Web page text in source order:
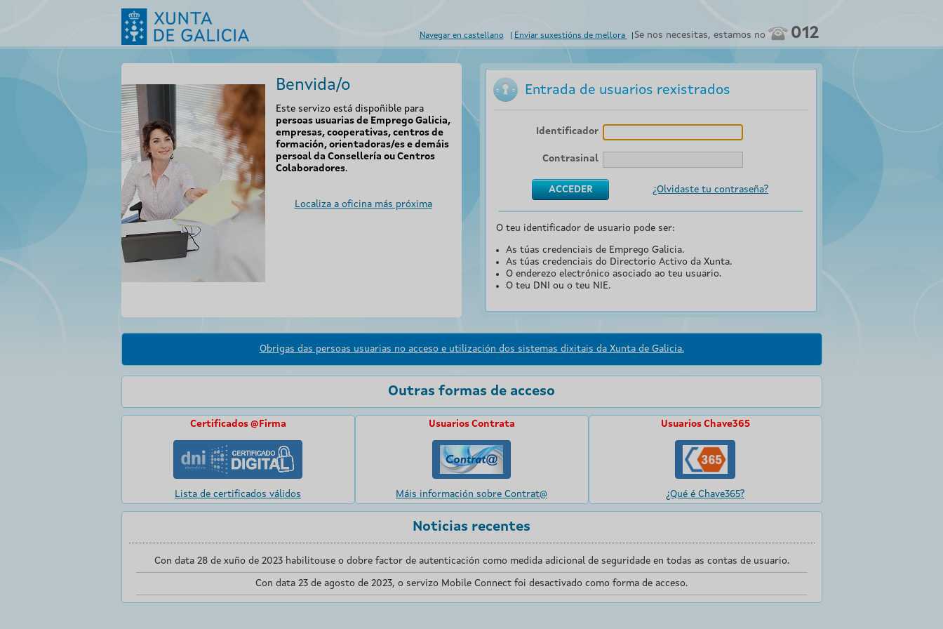
Navegar en castellano Enviar suxestións de mellora Se nos necesitas, estamos no 012
Benvida/o
Este servizo está dispoñible para
persoas usuarias de Emprego Galicia,
empresas, cooperativas, centros de
formación, orientadoras/es e demáis
persoal da Consellería ou Centros
Colaboradores.
Localiza a oficina más próxima
Entrada de usuarios rexistrados
Identificador
Contrasinal
¿Olvidaste tu contraseña?
O teu identificador de usuario pode ser:
As túas credenciais de Emprego Galicia.
As túas credenciais do Directorio Activo da Xunta.
O enderezo electrónico asociado ao teu usuario.
O teu DNI ou o teu NIE.
Obrigas das persoas usuarias no acceso e utilización dos sistemas dixitais da Xunta de Galicia.
Outras formas de acceso
Certificados @Firma
Lista de certificados válidos
Usuarios Contrata
Máis información sobre Contrat@
Usuarios Chave365
¿Qué é Chave365?
Noticias recentes
Con data 28 de xuño de 2023 habilitouse o dobre factor de autenticación como medida adicional de seguridade en todas as contas de usuario.
Con data 23 de agosto de 2023, o servizo Mobile Connect foi desactivado como forma de acceso.